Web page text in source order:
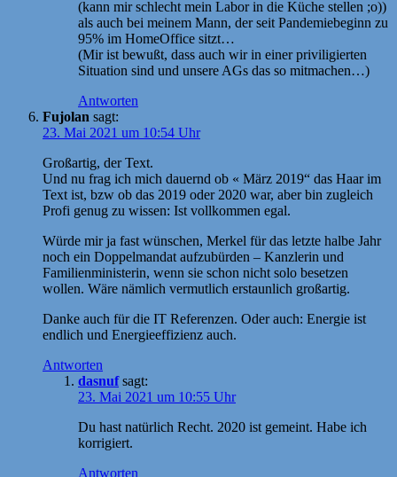
(kann mir schlecht mein Labor in die Küche stellen ;o))
als auch bei meinem Mann, der seit Pandemiebeginn zu
95% im HomeOffice sitzt…
(Mir ist bewußt, dass auch wir in einer priviligierten
Situation sind und unsere AGs das so mitmachen…)
Antworten
Fujolan sagt:
23. Mai 2021 um 10:54 Uhr
Großartig, der Text.
Und nu frag ich mich dauernd ob « März 2019“ das Haar im
Text ist, bzw ob das 2019 oder 2020 war, aber bin zugleich
Profi genug zu wissen: Ist vollkommen egal.
Würde mir ja fast wünschen, Merkel für das letzte halbe Jahr
noch ein Doppelmandat aufzubürden – Kanzlerin und
Familienministerin, wenn sie schon nicht solo besetzen
wollen. Wäre nämlich vermutlich erstaunlich großartig.
Danke auch für die IT Referenzen. Oder auch: Energie ist
endlich und Energieeffizienz auch.
Antworten
dasnuf sagt:
23. Mai 2021 um 10:55 Uhr
Du hast natürlich Recht. 2020 ist gemeint. Habe ich
korrigiert.
Antworten